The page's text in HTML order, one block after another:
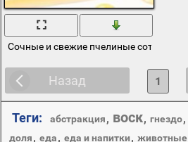
Сочные и свежие пчелиные соты
Назад 1
Теги: абстракция, воск, гнездо,
доля, еда, еда и напитки, животные